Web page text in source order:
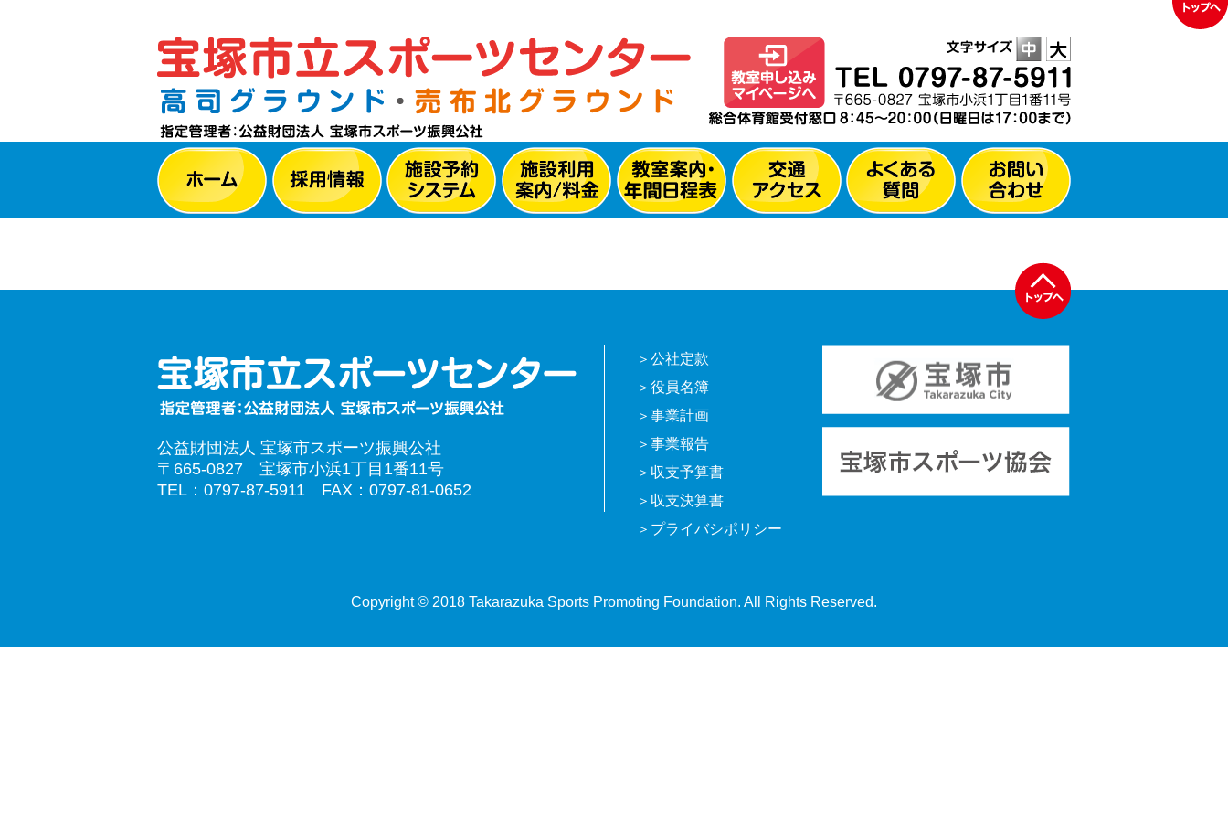
公益財団法人 宝塚市スポーツ振興公社
〒665-0827 宝塚市小浜1丁目1番11号
TEL：0797-87-5911 FAX：0797-81-0652
公社定款
役員名簿
事業計画
事業報告
収支予算書
収支決算書
プライバシポリシー
Copyright © 2018 Takarazuka Sports Promoting Foundation. All Rights Reserved.